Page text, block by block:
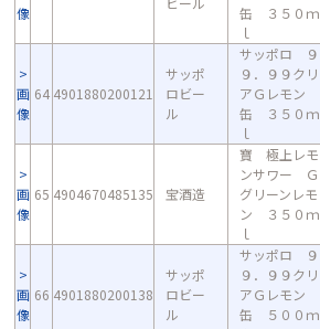
像
缶 ３５０ｍ
ｌ
画
像
64 4901880200121
サッポ
ロビー
ル
サッポロ ９
９．９９クリ
アＧレモン
缶 ３５０ｍ
ｌ
画
像
65 4904670485135 宝酒造
寶 極上レモ
ンサワー Ｇ
グリーンレモ
ン ３５０ｍ
ｌ
画
像
66 4901880200138
サッポ
ロビー
ル
サッポロ ９
９．９９クリ
アＧレモン
缶 ５００ｍ